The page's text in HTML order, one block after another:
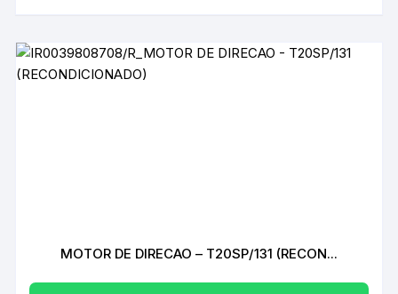
MOTOR DE DIRECAO – T20SP/131 (RECON...